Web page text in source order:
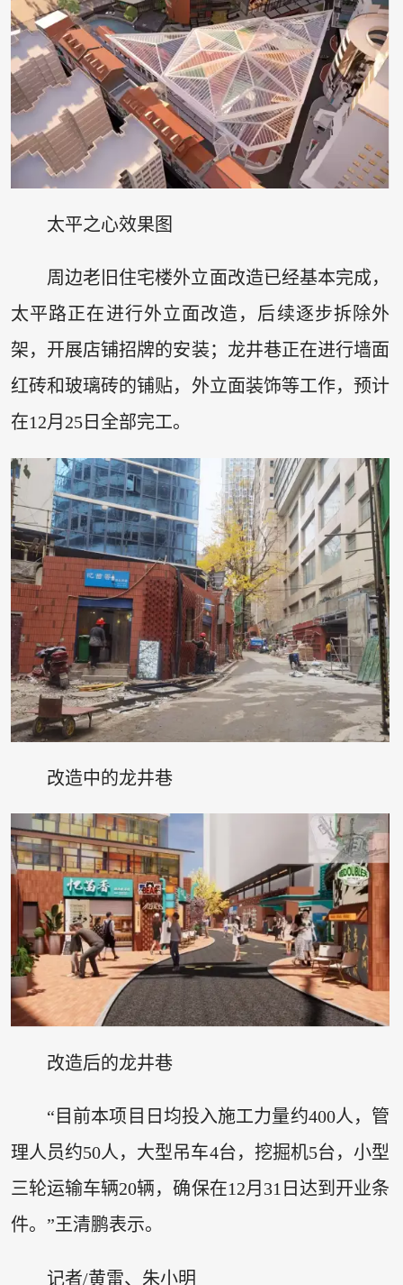
太平之心效果图
周边老旧住宅楼外立面改造已经基本完成，
太平路正在进行外立面改造，后续逐步拆除外
架，开展店铺招牌的安装；龙井巷正在进行墙面
红砖和玻璃砖的铺贴，外立面装饰等工作，预计
在12月25日全部完工。
改造中的龙井巷
改造后的龙井巷
“目前本项目日均投入施工力量约400人，管
理人员约50人，大型吊车4台，挖掘机5台，小型
三轮运输车辆20辆，确保在12月31日达到开业条
件。”王清鹏表示。
记者/黄雷、朱小明